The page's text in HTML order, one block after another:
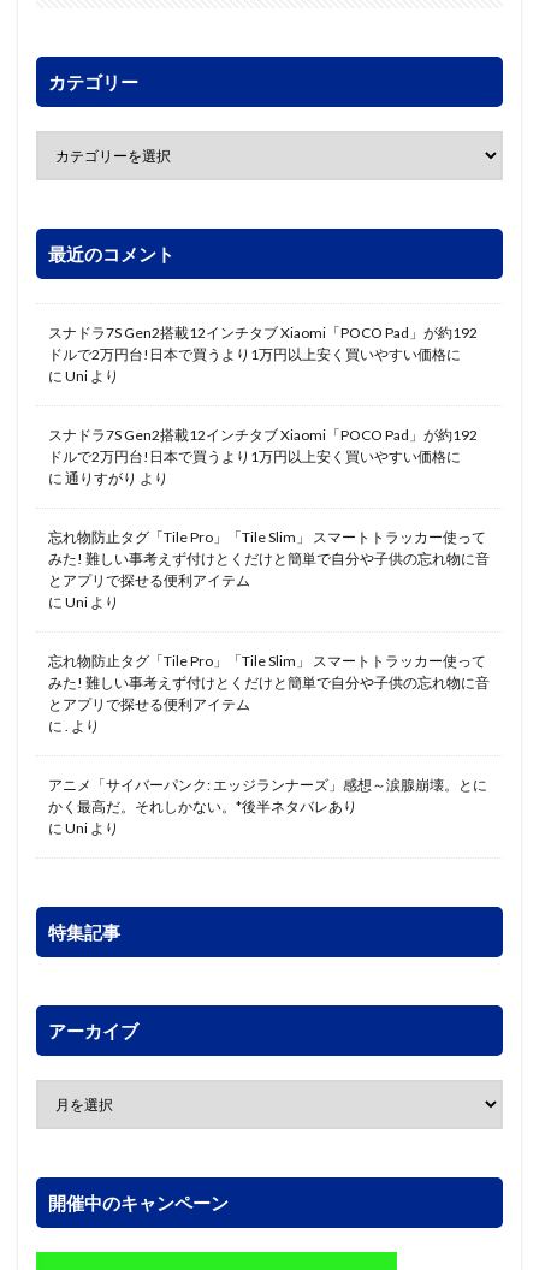
カテゴリー
最近のコメント
スナドラ7S Gen2搭載12インチタブ Xiaomi「POCO Pad」が約192
ドルで2万円台!日本で買うより1万円以上安く買いやすい価格に
に Uni より
スナドラ7S Gen2搭載12インチタブ Xiaomi「POCO Pad」が約192
ドルで2万円台!日本で買うより1万円以上安く買いやすい価格に
に 通りすがり より
忘れ物防止タグ「Tile Pro」「Tile Slim」 スマートトラッカー使って
みた! 難しい事考えず付けとくだけと簡単で自分や子供の忘れ物に音
とアプリで探せる便利アイテム
に Uni より
忘れ物防止タグ「Tile Pro」「Tile Slim」 スマートトラッカー使って
みた! 難しい事考えず付けとくだけと簡単で自分や子供の忘れ物に音
とアプリで探せる便利アイテム
に . より
アニメ「サイバーパンク: エッジランナーズ」感想～涙腺崩壊。とに
かく最高だ。それしかない。*後半ネタバレあり
に Uni より
特集記事
アーカイブ
開催中のキャンペーン